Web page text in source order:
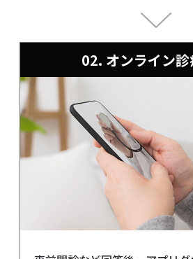
02. オンライン